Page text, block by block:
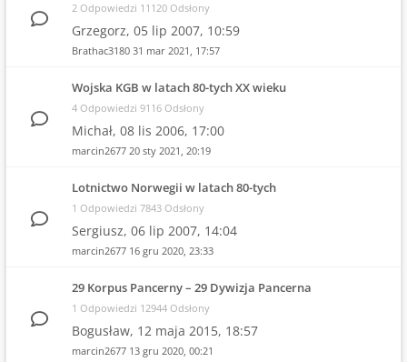
2 Odpowiedzi 11120 Odsłony
Grzegorz, 05 lip 2007, 10:59
Brathac3180 31 mar 2021, 17:57
Wojska KGB w latach 80-tych XX wieku
4 Odpowiedzi 9116 Odsłony
Michał, 08 lis 2006, 17:00
marcin2677 20 sty 2021, 20:19
Lotnictwo Norwegii w latach 80-tych
1 Odpowiedzi 7843 Odsłony
Sergiusz, 06 lip 2007, 14:04
marcin2677 16 gru 2020, 23:33
29 Korpus Pancerny – 29 Dywizja Pancerna
1 Odpowiedzi 12944 Odsłony
Bogusław, 12 maja 2015, 18:57
marcin2677 13 gru 2020, 00:21